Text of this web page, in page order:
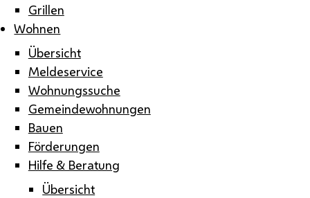
Grillen
Wohnen
Übersicht
Meldeservice
Wohnungssuche
Gemeindewohnungen
Bauen
Förderungen
Hilfe & Beratung
Übersicht